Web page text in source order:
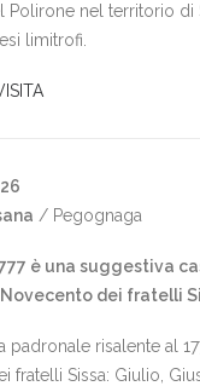
Polirone nel territorio di
limitrofi.
/ Pegognaga
è una suggestiva
dei fratelli
padronale risalente al
fratelli Sissa: Giulio,